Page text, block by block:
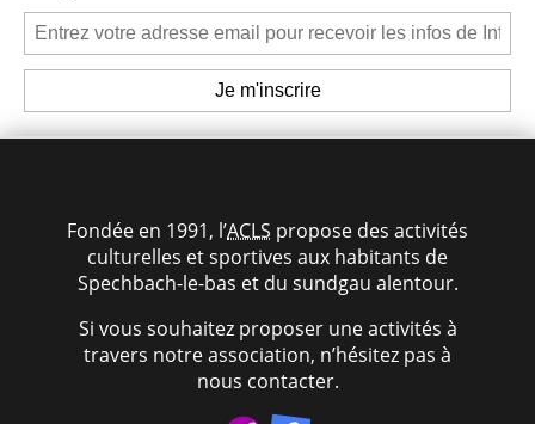
Danse Moderne ADO
Initiation Danse moderne
Yoga Enfants
Yoga pour Ados
Fondée en 1991, l’ACLS propose des activités
culturelles et sportives aux habitants de
Spechbach-le-bas et du sundgau alentour.
Si vous souhaitez proposer une activités à
travers notre association, n’hésitez pas à
nous contacter.